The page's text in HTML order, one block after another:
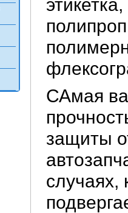
САмая
защиты
случаях,